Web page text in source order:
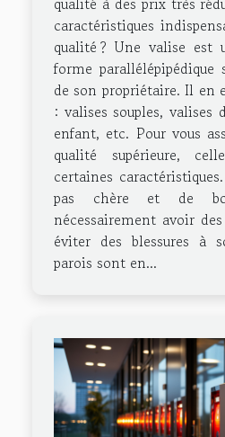
caractéristiques
qualité ? Une valise est
forme
de son propriétaire. Il en
: valises souples, valises
enfant, etc. Pour vous
qualité supérieure,
certaines
pas chère et de
nécessairement avoir
éviter des blessures à
parois sont en...